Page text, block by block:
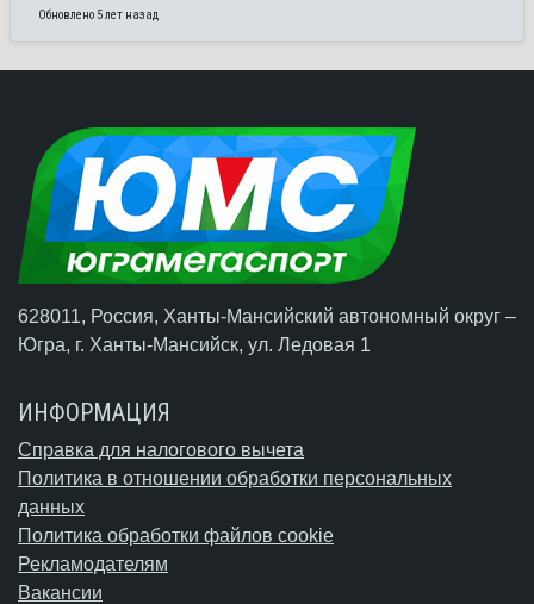
Обновлено 5 лет назад
628011, Россия, Ханты-Мансийский автономный округ –
Югра, г. Ханты-Мансийск, ул. Ледовая 1
ИНФОРМАЦИЯ
Справка для налогового вычета
Политика в отношении обработки персональных
данных
Политика обработки файлов cookie
Рекламодателям
Вакансии